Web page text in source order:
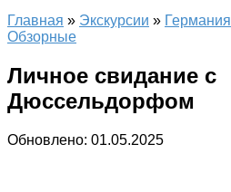
Главная » Экскурсии » Германия
Обзорные
Личное свидание с
Дюссельдорфом
Обновлено: 01.05.2025